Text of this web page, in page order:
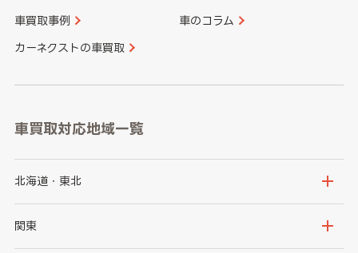
車買取事例 車のコラム
カーネクストの車買取
車買取対応地域一覧
北海道・東北
北海道
関東